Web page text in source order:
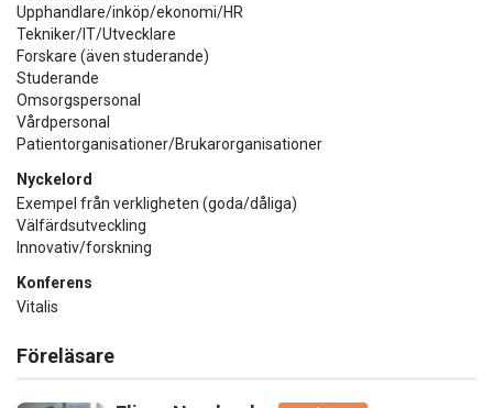
Upphandlare/inköp/ekonomi/HR
Tekniker/IT/Utvecklare
Forskare (även studerande)
Studerande
Omsorgspersonal
Vårdpersonal
Patientorganisationer/Brukarorganisationer
Nyckelord
Exempel från verkligheten (goda/dåliga)
Välfärdsutveckling
Innovativ/forskning
Konferens
Vitalis
Föreläsare